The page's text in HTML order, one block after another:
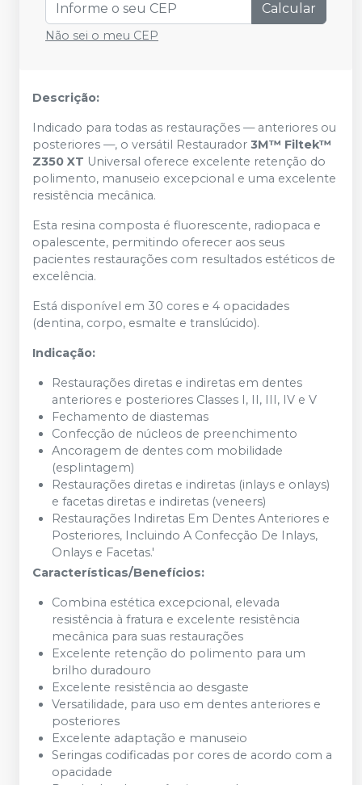
Calcular
Não sei o meu CEP
Descrição:
Indicado para todas as restaurações — anteriores ou
posteriores —, o versátil Restaurador 3M™ Filtek™
Z350 XT Universal oferece excelente retenção do
polimento, manuseio excepcional e uma excelente
resistência mecânica.
Esta resina composta é fluorescente, radiopaca e
opalescente, permitindo oferecer aos seus
pacientes restaurações com resultados estéticos de
excelência.
Está disponível em 30 cores e 4 opacidades
(dentina, corpo, esmalte e translúcido).
Indicação:
Restaurações diretas e indiretas em dentes
anteriores e posteriores Classes I, II, III, IV e V
Fechamento de diastemas
Confecção de núcleos de preenchimento
Ancoragem de dentes com mobilidade
(esplintagem)
Restaurações diretas e indiretas (inlays e onlays)
e facetas diretas e indiretas (veneers)
Restaurações Indiretas Em Dentes Anteriores e
Posteriores, Incluindo A Confecção De Inlays,
Onlays e Facetas.'
Características/Benefícios:
Combina estética excepcional, elevada
resistência à fratura e excelente resistência
mecânica para suas restaurações
Excelente retenção do polimento para um
brilho duradouro
Excelente resistência ao desgaste
Versatilidade, para uso em dentes anteriores e
posteriores
Excelente adaptação e manuseio
Seringas codificadas por cores de acordo com a
opacidade